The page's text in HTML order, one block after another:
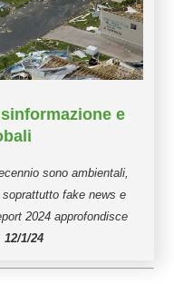
e
sono ambientali,
fake news e
2024 approfondisce
12/1/24